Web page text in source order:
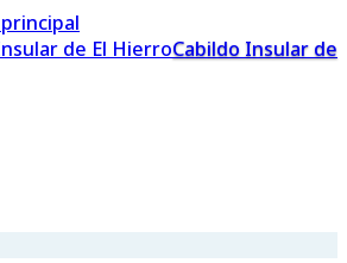
Cabildo Insular de